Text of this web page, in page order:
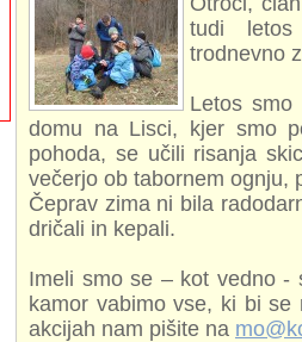
tudi
trodnevno
Letos smo
domu na Lisci, kjer smo
pohoda, se učili risanja
večerjo ob tabornem ognju,
Čeprav zima ni bila
dričali in kepali.
Imeli smo se – kot vedno -
kamor vabimo vse, ki bi
akcijah nam pišite na